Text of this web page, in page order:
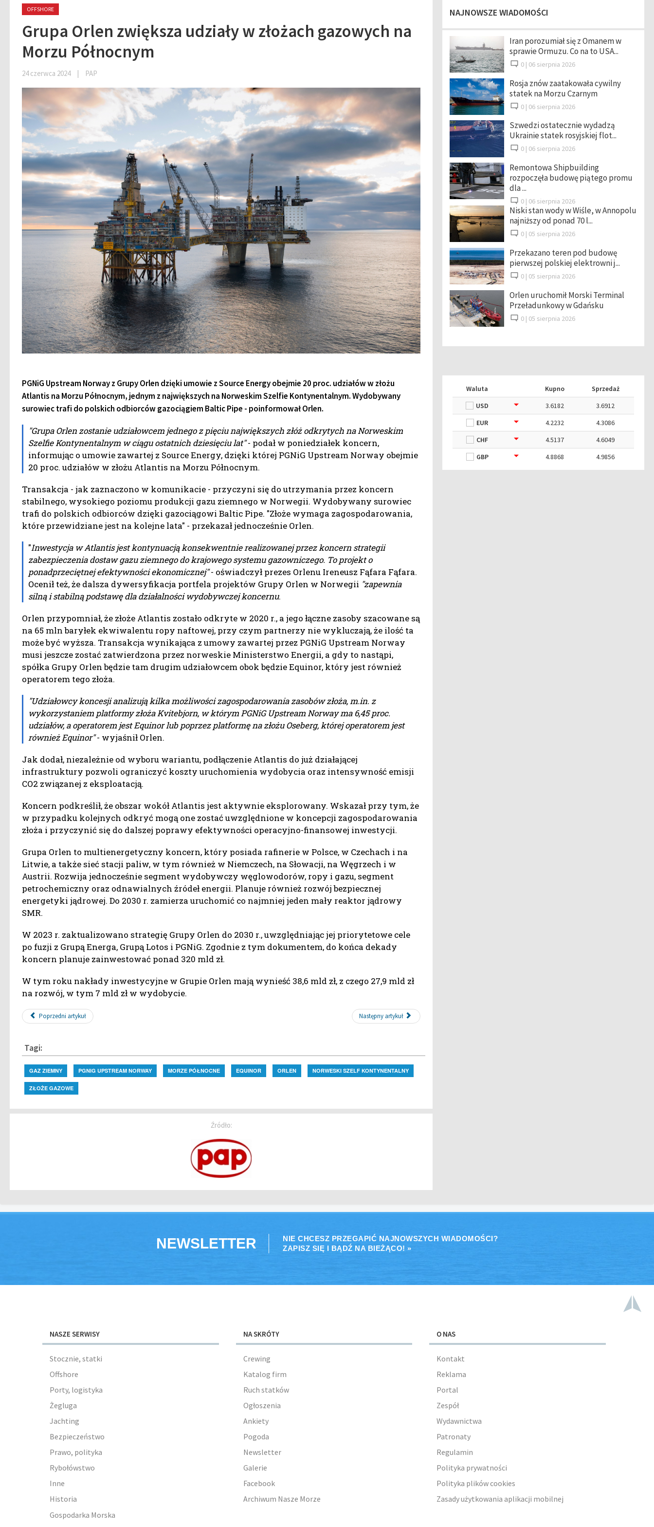
OFFSHORE
Grupa Orlen zwiększa udziały w złożach gazowych na
Morzu Północnym
24 czerwca 2024 | PAP
PGNiG Upstream Norway z Grupy Orlen dzięki umowie z Source Energy obejmie 20 proc. udziałów w złożu
Atlantis na Morzu Północnym, jednym z największych na Norweskim Szelfie Kontynentalnym. Wydobywany
surowiec trafi do polskich odbiorców gazociągiem Baltic Pipe - poinformował Orlen.
"Grupa Orlen zostanie udziałowcem jednego z pięciu największych złóż odkrytych na Norweskim
Szelfie Kontynentalnym w ciągu ostatnich dziesięciu lat"- podał w poniedziałek koncern,
informując o umowie zawartej z Source Energy, dzięki której PGNiG Upstream Norway obejmie
20 proc. udziałów w złożu Atlantis na Morzu Północnym.
Transakcja - jak zaznaczono w komunikacie - przyczyni się do utrzymania przez koncern
stabilnego, wysokiego poziomu produkcji gazu ziemnego w Norwegii. Wydobywany surowiec
trafi do polskich odbiorców dzięki gazociągowi Baltic Pipe. "Złoże wymaga zagospodarowania,
które przewidziane jest na kolejne lata" - przekazał jednocześnie Orlen.
"Inwestycja w Atlantis jest kontynuacją konsekwentnie realizowanej przez koncern strategii
zabezpieczenia dostaw gazu ziemnego do krajowego systemu gazowniczego. To projekt o
ponadprzeciętnej efektywności ekonomicznej"- oświadczył prezes Orlenu Ireneusz Fąfara Fąfara.
Ocenił też, że dalsza dywersyfikacja portfela projektów Grupy Orlen w Norwegii "zapewnia
silną i stabilną podstawę dla działalności wydobywczej koncernu.
Orlen przypomniał, że złoże Atlantis zostało odkryte w 2020 r., a jego łączne zasoby szacowane są
na 65 mln baryłek ekwiwalentu ropy naftowej, przy czym partnerzy nie wykluczają, że ilość ta
może być wyższa. Transakcja wynikająca z umowy zawartej przez PGNiG Upstream Norway
musi jeszcze zostać zatwierdzona przez norweskie Ministerstwo Energii, a gdy to nastąpi,
spółka Grupy Orlen będzie tam drugim udziałowcem obok będzie Equinor, który jest również
operatorem tego złoża.
"Udziałowcy koncesji analizują kilka możliwości zagospodarowania zasobów złoża, m.in. z
wykorzystaniem platformy złoża Kvitebjorn, w którym PGNiG Upstream Norway ma 6,45 proc.
udziałów, a operatorem jest Equinor lub poprzez platformę na złożu Oseberg, której operatorem jest
również Equinor"- wyjaśnił Orlen.
Jak dodał, niezależnie od wyboru wariantu, podłączenie Atlantis do już działającej
infrastruktury pozwoli ograniczyć koszty uruchomienia wydobycia oraz intensywność emisji
CO2 związanej z eksploatacją.
Koncern podkreślił, że obszar wokół Atlantis jest aktywnie eksplorowany. Wskazał przy tym, że
w przypadku kolejnych odkryć mogą one zostać uwzględnione w koncepcji zagospodarowania
złoża i przyczynić się do dalszej poprawy efektywności operacyjno-finansowej inwestycji.
Grupa Orlen to multienergetyczny koncern, który posiada rafinerie w Polsce, w Czechach i na
Litwie, a także sieć stacji paliw, w tym również w Niemczech, na Słowacji, na Węgrzech i w
Austrii. Rozwija jednocześnie segment wydobywczy węglowodorów, ropy i gazu, segment
petrochemiczny oraz odnawialnych źródeł energii. Planuje również rozwój bezpiecznej
energetyki jądrowej. Do 2030 r. zamierza uruchomić co najmniej jeden mały reaktor jądrowy
SMR.
W 2023 r. zaktualizowano strategię Grupy Orlen do 2030 r., uwzględniając jej priorytetowe cele
po fuzji z Grupą Energa, Grupą Lotos i PGNiG. Zgodnie z tym dokumentem, do końca dekady
koncern planuje zainwestować ponad 320 mld zł.
W tym roku nakłady inwestycyjne w Grupie Orlen mają wynieść 38,6 mld zł, z czego 27,9 mld zł
na rozwój, w tym 7 mld zł w wydobycie.
Poprzedni artykuł Następny artykuł
Tagi:
GAZ ZIEMNY PGNIG UPSTREAM NORWAY MORZE PÓŁNOCNE EQUINOR ORLEN NORWESKI SZELF KONTYNENTALNY
ZŁOŻE GAZOWE
Źródło:
NAJNOWSZE WIADOMOŚCI
Iran porozumiał się z Omanem w
sprawie Ormuzu. Co na to USA...
0 | 06 sierpnia 2026
Rosja znów zaatakowała cywilny
statek na Morzu Czarnym
0 | 06 sierpnia 2026
Szwedzi ostatecznie wydadzą
Ukrainie statek rosyjskiej flot...
0 | 06 sierpnia 2026
Remontowa Shipbuilding
rozpoczęła budowę piątego promu
dla ...
0 | 06 sierpnia 2026
Niski stan wody w Wiśle, w Annopolu
najniższy od ponad 70 l...
0 | 05 sierpnia 2026
Przekazano teren pod budowę
pierwszej polskiej elektrowni j...
0 | 05 sierpnia 2026
Orlen uruchomił Morski Terminal
Przeładunkowy w Gdańsku
0 | 05 sierpnia 2026
Waluta Kupno
Sprzedaż
USD
3.6182
3.6912
EUR
4.2232
4.3086
CHF
4.5137
4.6049
GBP
4.8868 4.9856
NEWSLETTER
NIE CHCESZ PRZEGAPIĆ NAJNOWSZYCH WIADOMOŚCI?
ZAPISZ SIĘ I BĄDŹ NA BIEŻĄCO! »
NASZE SERWISY
Stocznie, statki
Offshore
Porty, logistyka
Żegluga
Jachting
Bezpieczeństwo
Prawo, polityka
Rybołówstwo
Inne
Historia
Gospodarka Morska
NA SKRÓTY
Crewing
Katalog firm
Ruch statków
Ogłoszenia
Ankiety
Pogoda
Newsletter
Galerie
Facebook
Archiwum Nasze Morze
O NAS
Kontakt
Reklama
Portal
Zespół
Wydawnictwa
Patronaty
Regulamin
Polityka prywatności
Polityka plików cookies
Zasady użytkowania aplikacji mobilnej